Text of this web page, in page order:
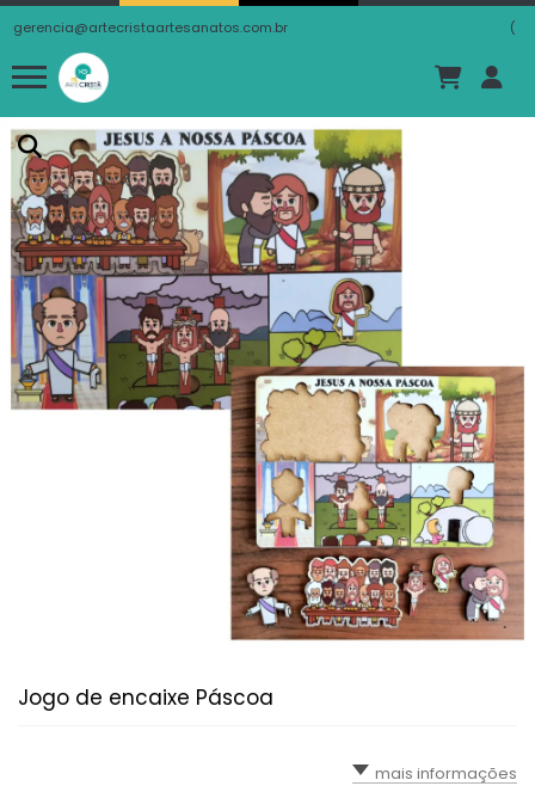
gerencia@artecristaartesanatos.com.br (
Jogo de encaixe Páscoa
mais informações